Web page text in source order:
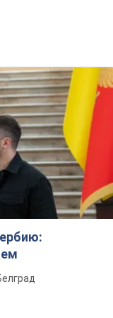
для
как это
группировки